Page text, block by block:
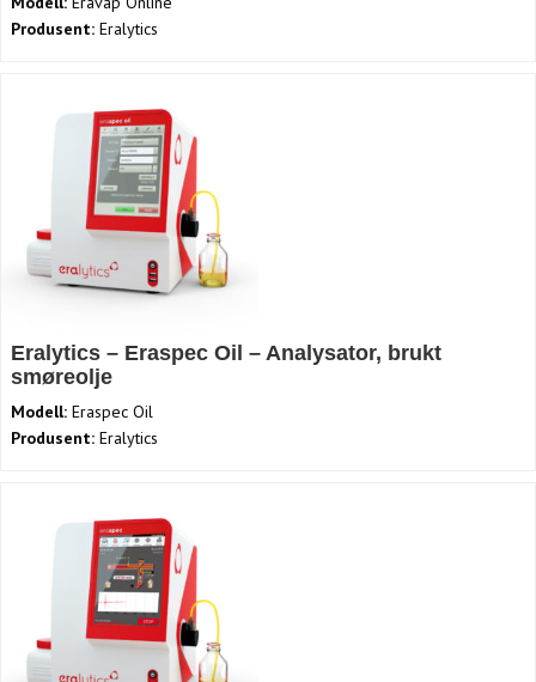
Produsent: Eralytics
Eralytics – Eraspec Oil – Analysator, brukt
smøreolje
Modell: Eraspec Oil
Produsent: Eralytics